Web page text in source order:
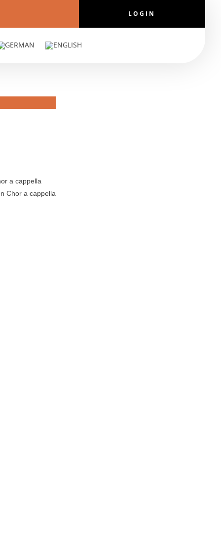
LOGIN
a cappella
Chor a cappella